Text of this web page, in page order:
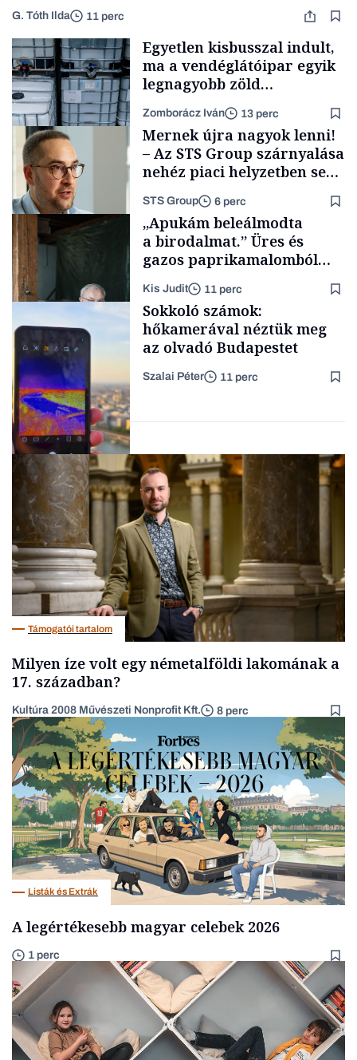
G. Tóth Ilda 11 perc
Forbes-sztori
Egyetlen kisbusszal indult,
ma a vendéglátóipar egyik
legnagyobb zöld
beszállítóját építi, Gerendai
is beszállt
Zomborácz Iván 13 perc
Támogatói tartalom
Mernek újra nagyok lenni!
– Az STS Group szárnyalása
nehéz piaci helyzetben sem
STS Group 6 perc
Családi
vállalkozások
„Apukám beleálmodta
a birodalmat.” Üres és
gazos paprikamalomból
lett az igazi családi
fűszersztori
Kis Judit 11 perc
Tech
Sokkoló számok:
hőkamerával néztük meg
az olvadó Budapestet
Szalai Péter 11 perc
Támogatói tartalom
Milyen íze volt egy németalföldi lakomának a
17. században?
Kultúra 2008 Művészeti Nonprofit Kft. 8 perc
Listák és Extrák
A legértékesebb magyar celebek 2026
1 perc